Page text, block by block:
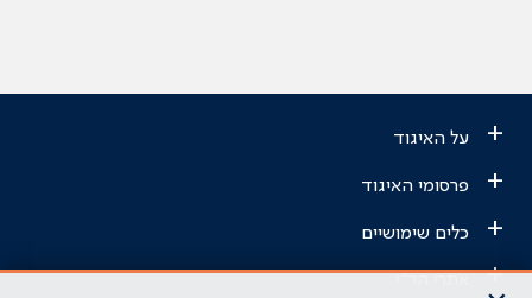
+ על האיגוד
+ פרסומי האיגוד
+ כלים שימושיים
+